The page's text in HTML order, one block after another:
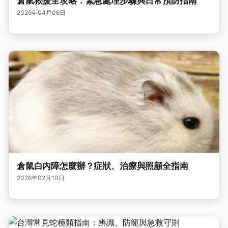
2026年04月06日
倉鼠白內障怎麼辦？症狀、治療與照顧全指南
2026年02月10日